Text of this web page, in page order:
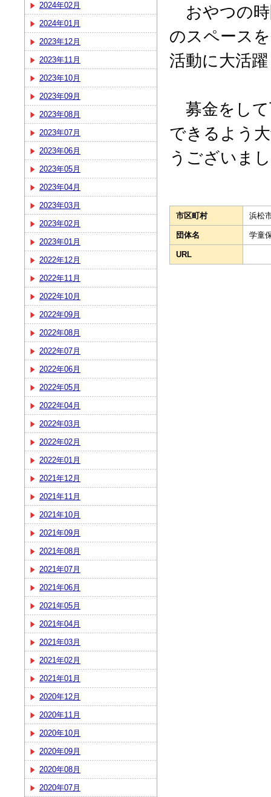
2024年02月
2024年01月
2023年12月
2023年11月
2023年10月
2023年09月
2023年08月
2023年07月
2023年06月
2023年05月
2023年04月
2023年03月
2023年02月
2023年01月
2022年12月
2022年11月
2022年10月
2022年09月
2022年08月
2022年07月
2022年06月
2022年05月
2022年04月
2022年03月
2022年02月
2022年01月
2021年12月
2021年11月
2021年10月
2021年09月
2021年08月
2021年07月
2021年06月
2021年05月
2021年04月
2021年03月
2021年02月
2021年01月
2020年12月
2020年11月
2020年10月
2020年09月
2020年08月
2020年07月
おやつの時
のスペース
活動に大活
募金をして
できるよう
うございま
市区町村 浜松
団体名 学童
URL